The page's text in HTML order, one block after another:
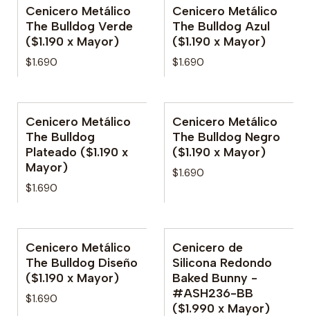
Cenicero Metálico
The Bulldog Verde
($1.190 x Mayor)
$1.690
Cenicero Metálico
The Bulldog Azul
($1.190 x Mayor)
$1.690
No disponible
Cenicero Metálico
The Bulldog
Plateado ($1.190 x
Mayor)
$1.690
Cenicero Metálico
The Bulldog Negro
($1.190 x Mayor)
$1.690
Cenicero Metálico
The Bulldog Diseño
($1.190 x Mayor)
$1.690
Cenicero de
Silicona Redondo
Baked Bunny -
#ASH236-BB
($1.990 x Mayor)